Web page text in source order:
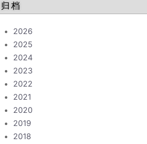
归档
2026
2025
2024
2023
2022
2021
2020
2019
2018